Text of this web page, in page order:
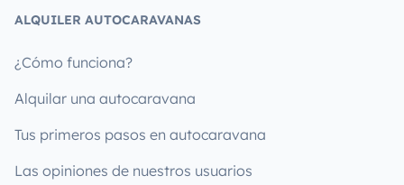
ALQUILER AUTOCARAVANAS
¿Cómo funciona?
Alquilar una autocaravana
Tus primeros pasos en autocaravana
Las opiniones de nuestros usuarios